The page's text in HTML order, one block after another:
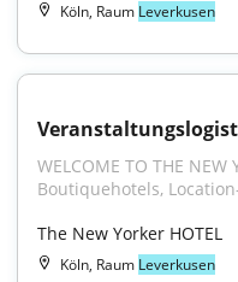
Köln, Raum Leverkusen
WELCOME TO THE
Boutiquehotels,
The New Yorker HOTEL
Köln, Raum Leverkusen